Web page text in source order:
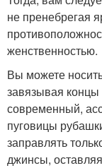
не пренебрегая
женственностью.
Вы можете
завязывая
современный,
пуговицы
заправлять
джинсы,